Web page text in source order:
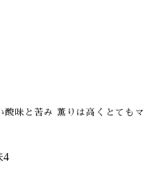
酸味と苦み 薫りは高くとてもマ
4